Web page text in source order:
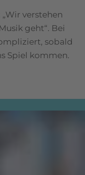
verstehen
geht“. Bei
sobald
Spiel kommen.